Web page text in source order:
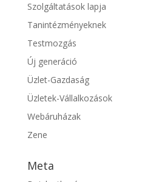
Szolgáltatások lapja
Tanintézményeknek
Testmozgás
Új generáció
Üzlet-Gazdaság
Üzletek-Vállalkozások
Webáruházak
Zene
Meta